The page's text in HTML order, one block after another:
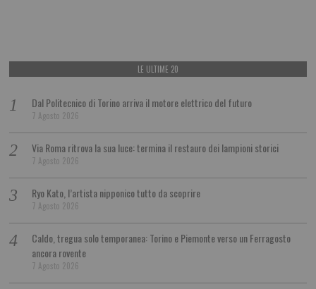
LE ULTIME 20
Dal Politecnico di Torino arriva il motore elettrico del futuro
7 Agosto 2026
Via Roma ritrova la sua luce: termina il restauro dei lampioni storici
7 Agosto 2026
Ryo Kato, l’artista nipponico tutto da scoprire
7 Agosto 2026
Caldo, tregua solo temporanea: Torino e Piemonte verso un Ferragosto
ancora rovente
7 Agosto 2026